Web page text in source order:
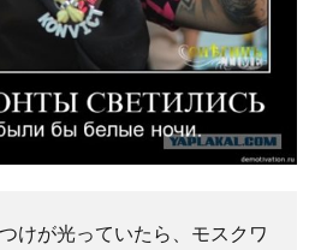
けが光っていたら、モスクワ